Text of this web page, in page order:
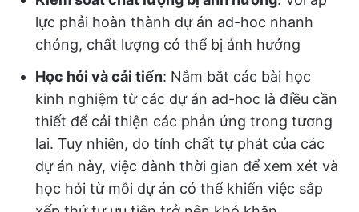
lực phải hoàn thành dự án ad-hoc nhanh
chóng, chất lượng có thể bị ảnh hưởng
Học hỏi và cải tiến: Nắm bắt các bài học
kinh nghiệm từ các dự án ad-hoc là điều cần
thiết để cải thiện các phản ứng trong tương
lai. Tuy nhiên, do tính chất tự phát của các
dự án này, việc dành thời gian để xem xét và
học hỏi từ mỗi dự án có thể khiến việc sắp